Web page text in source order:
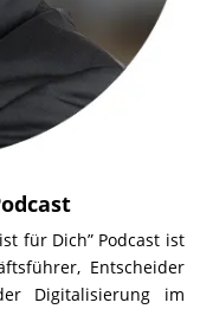
für Dich” Podcast ist
Entscheider
Digitalisierung im